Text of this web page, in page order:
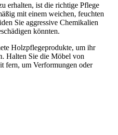
erhalten, ist die richtige Pflege
mit einem weichen, feuchten
Sie aggressive Chemikalien
könnten.
Holzpflegeprodukte, um ihr
Halten Sie die Möbel von
fern, um Verformungen oder